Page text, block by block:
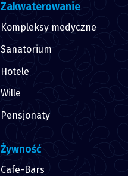
Zakwaterowanie
Kompleksy medyczne
Sanatorium
Hotele
Wille
Pensjonaty
Żywność
Cafe-Bars